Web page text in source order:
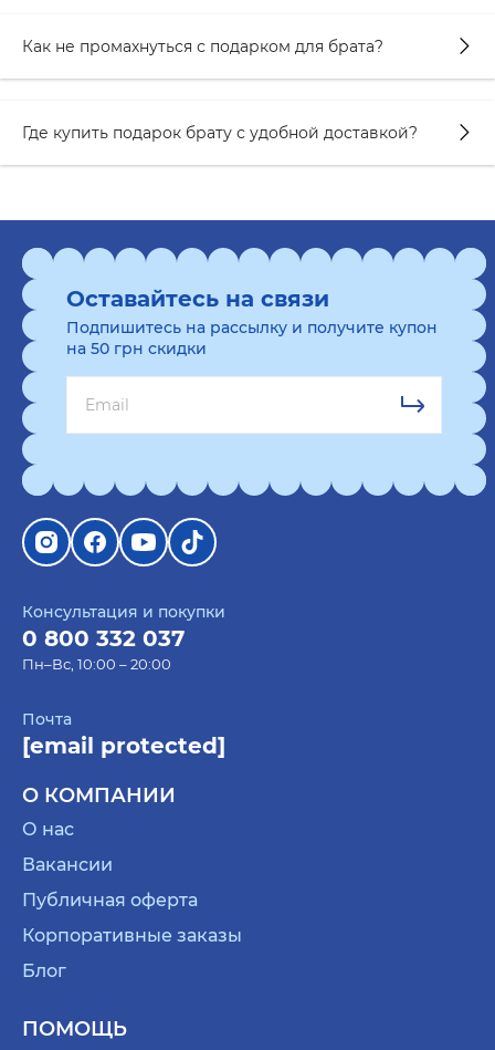
Как не промахнуться с подарком для брата?
Где купить подарок брату с удобной доставкой?
Консультация и покупки
0 800 332 037
Пн–Вс, 10:00 – 20:00
Почта
[email protected]
О КОМПАНИИ
О нас
Вакансии
Публичная оферта
Корпоративные заказы
Блог
ПОМОЩЬ
Оставайтесь на связи
Подпишитесь на рассылку и получите купон
на 50 грн скидки